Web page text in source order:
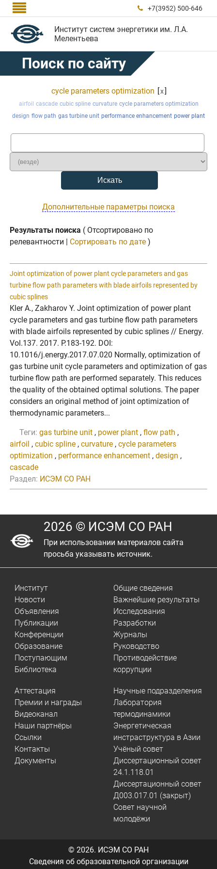
  +7(3952) 500-646
Институт систем энергетики им. Л.А.
Мелентьева
Поиск по сайту
cycle parameters optimization [x]
airfoil cascade cubic spline curvature cycle parameters optimization
design flow path gas turbine unit performance enhancement power plant
Дополнительные параметры поиска
Результаты поиска ( Отсортировано по
релевантности | Сортировать по дате )
Joint optimization of power plant cycle parameters and gas
turbine flow path parameters with blade airfoils represented by
cubic splines
Kler A., Zakharov Y. Joint optimization of power plant
cycle parameters and gas turbine flow path parameters
with blade airfoils represented by cubic splines // Energy.
Vol.137. 2017. P.183-192. DOI:
10.1016/j.energy.2017.07.020 Normally, optimization of
gas turbine unit cycle parameters and optimization of gas
turbine flow path are performed separately. This reduces
the quality of the obtained optimal solutions. The paper
considers an original method of joint optimization of
thermodynamic parameters...
Теги: gas turbine unit , power plant , flow path ,
airfoil , cubic spline , curvature , cycle parameters
optimization , performance enhancement , design ,
cascade
Раздел: ИСЭМ СО РАН
2026 © ИСЭМ СО РАН
При использовании материалов сайта
просьба указывать источник.
Институт
Новости
Объявления
Публикации
Конференции
Образование
Поступающим
Библиотека
Общие сведения
Важнейшие результаты
Исследования
Разработки
Журналы
Руководство
Противодействие
коррупции
Аттестация
Премии и награды
Видеоканал
Наши партнёры
Ссылки
Контакты
Документы
Научные подразделения
Лаборатория
термодинамики
Энергетическая
инстраструктура в Азии
Учёный совет
Диссертационный совет
24.1.118.01
Диссертационный совет
Д003.017.01 (закрыт)
Совет научной
молодёжи
© 2026. ИСЭМ СО РАН
Сведения об образовательной организации